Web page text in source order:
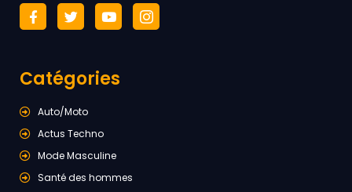
Catégories
Auto/Moto
Actus Techno
Mode Masculine
Santé des hommes